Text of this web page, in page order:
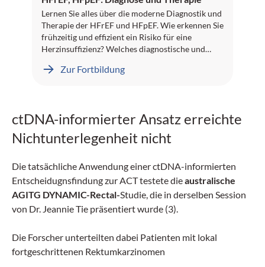
Lernen Sie alles über die moderne Diagnostik und
Therapie der HFrEF und HFpEF. Wie erkennen Sie
frühzeitig und effizient ein Risiko für eine
Herzinsuffizienz? Welches diagnostische und
Guidelines? Und welche Rolle spielen SGLT2-
Fachgesellschaft angefragt. Wir wünschen Ihnen
viel Erfolg!
Zur Fortbildung
ctDNA-informierter Ansatz erreichte
Nichtunterlegenheit nicht
Die tatsächliche Anwendung einer ctDNA-informierten
Entscheidugnsfindung zur ACT testete dieaustralische
AGITG DYNAMIC-Rectal-Studie, die in derselben Session
von Dr. Jeannie Tie präsentiert wurde (3).
Die Forscher unterteilten dabei Patienten mit lokal
fortgeschrittenen Rektumkarzinomen